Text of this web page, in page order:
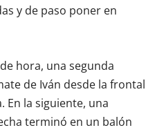
y de paso poner en
hora, una segunda
de Iván desde la frontal
En la siguiente, una
terminó en un balón